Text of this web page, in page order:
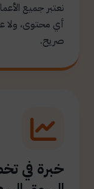
نعتبر جميع
أي محتوى، ولا
صريح.
خبرة في